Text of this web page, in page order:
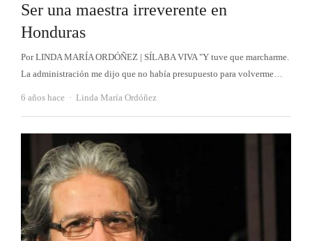
Ser una maestra irreverente en
Honduras
Por LINDA MARÍA ORDÓÑEZ | SÍLABA VIVA "Y tuve que marcharme.
La administración me dijo que no había presupuesto para volverme…
6 años hace Autor
Linda María Ordóñez